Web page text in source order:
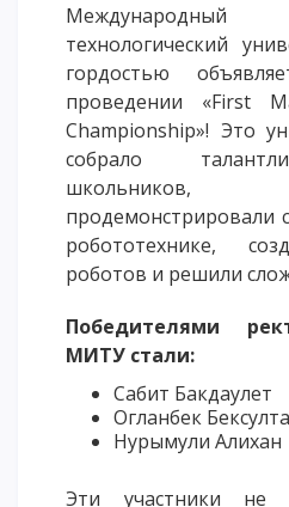
ОБРАЗОВАТЕЛЬНЫЕ
Колледж
Бакалавриат
Магистратура
Докторантура
Очное с применением
технологический
гордостью
проведении «First
Championship»! Это
собрало
продемонстрировали
робототехнике,
роботов и решили
Победителями
МИТУ стали:
Сабит Бакдаулет
Огланбек
Нурымули Алихан
Эти участники не